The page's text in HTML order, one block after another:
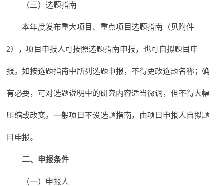
（三）选题指南
本年度发布重大项目、重点项目选题指南（见附件
2），项目申报人可按照选题指南申报，也可自拟题目申
报。如按选题指南中所列选题申报，不得更改选题名称；确
有必要，可对选题说明中的研究内容适当微调，但不得大幅
压缩或改变。一般项目不设选题指南，由项目申报人自拟题
目申报。
二、申报条件
（一）申报人